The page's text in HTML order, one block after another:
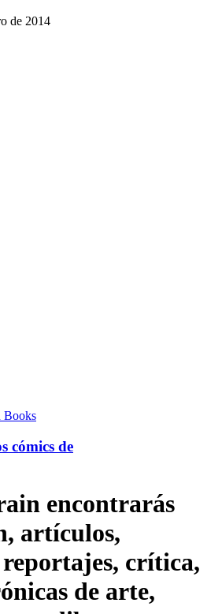
de 2014
cómics de
encontrarás
artículos,
crítica,
de arte,